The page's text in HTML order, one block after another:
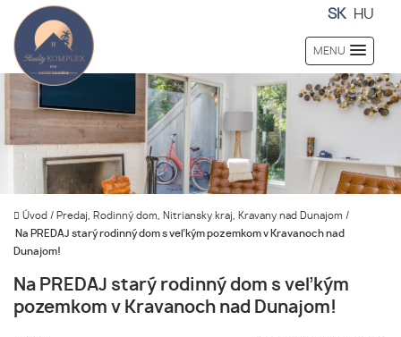
SK HU
MENU
Úvod / Predaj, Rodinný dom, Nitriansky kraj, Kravany nad Dunajom /
Na PREDAJ starý rodinný dom s veľkým pozemkom v Kravanoch nad
Dunajom!
Na PREDAJ starý rodinný dom s veľkým
pozemkom v Kravanoch nad Dunajom!